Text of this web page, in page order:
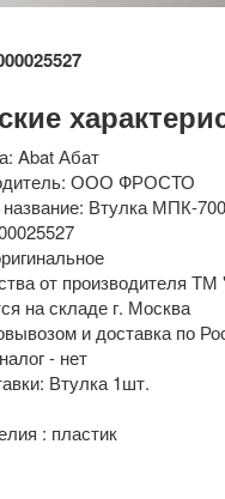
Abat Абат
ООО ФРОСТО
Втулка МПК-
от производителя ТМ
на складе г. Москва
и доставка по
- нет
Втулка 1шт.
: пластик